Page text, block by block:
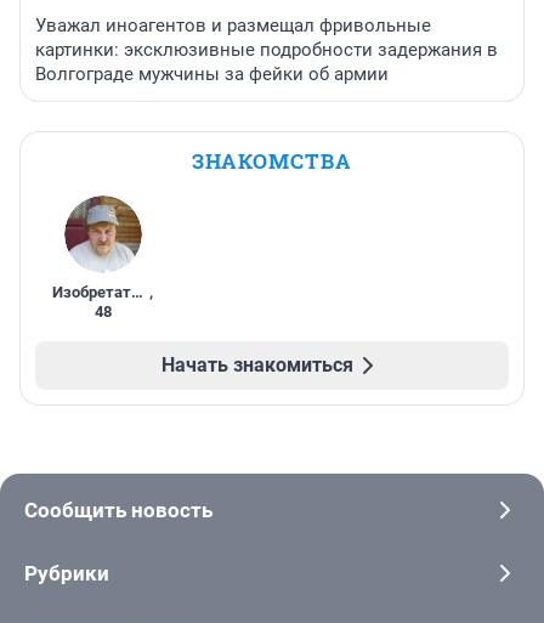
Уважал иноагентов и размещал фривольные
картинки: эксклюзивные подробности задержания в
Волгограде мужчины за фейки об армии
ЗНАКОМСТВА
Изобретатель ,
48
Начать знакомиться
Сообщить новость
Рубрики